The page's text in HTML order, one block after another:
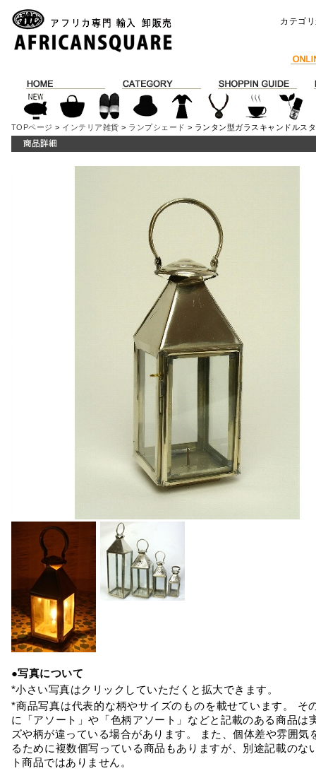
カテゴ
TOPページ > インテリア雑貨 > ランプシェード > ランタン型ガラスキャンドルス
●写真について
*小さい写真はクリックしていただくと拡大できます。
*商品写真は代表的な柄やサイズのものを載せています。 そ
に「アソート」や「色柄アソート」などと記載のある商品は
ズや柄が違っている場合があります。 また、個体差や雰囲気
るために複数個写っている商品もありますが、別途記載のな
ト商品ではありません。